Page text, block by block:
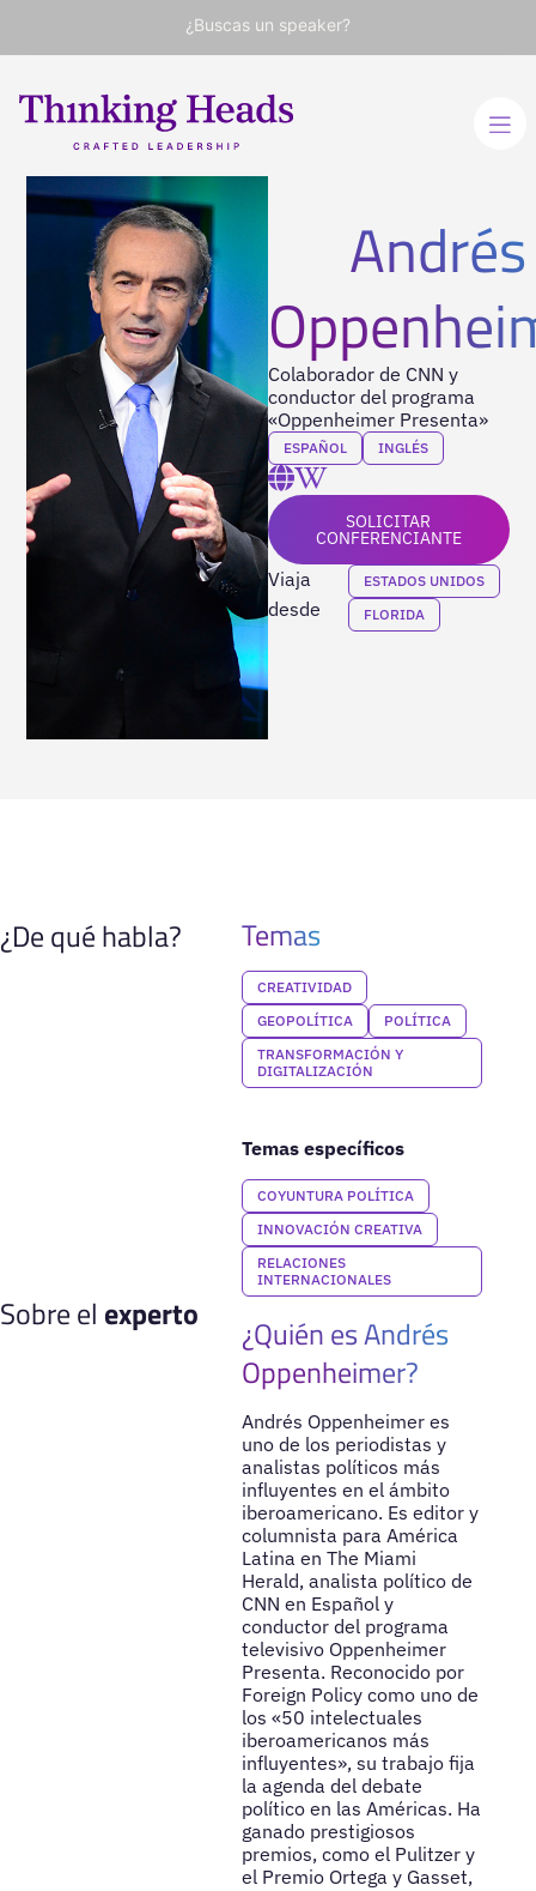
¿Buscas un speaker?
Andrés
Colaborador de CNN y
conductor del programa
«Oppenheimer Presenta»
ESPAÑOL INGLÉS
SOLICITAR
CONFERENCIANTE
Viaja
desde
ESTADOS UNIDOS
FLORIDA
¿De qué habla? Temas
CREATIVIDAD
GEOPOLÍTICA
POLÍTICA
TRANSFORMACIÓN Y
DIGITALIZACIÓN
Temas específicos
COYUNTURA POLÍTICA
INNOVACIÓN CREATIVA
RELACIONES
INTERNACIONALES
Sobre el experto
¿Quién es Andrés
Oppenheimer?
Andrés Oppenheimer es
uno de los periodistas y
analistas políticos más
influyentes en el ámbito
iberoamericano. Es editor y
columnista para América
Latina en The Miami
Herald, analista político de
CNN en Español y
conductor del programa
televisivo Oppenheimer
Presenta. Reconocido por
Foreign Policy como uno de
los «50 intelectuales
iberoamericanos más
influyentes», su trabajo fija
la agenda del debate
político en las Américas. Ha
ganado prestigiosos
premios, como el Pulitzer y
el Premio Ortega y Gasset,